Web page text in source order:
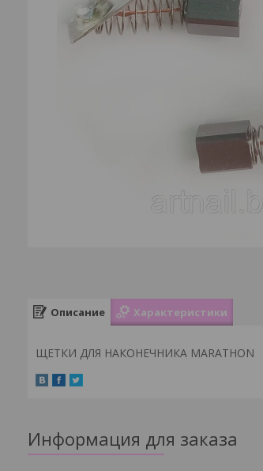
Описание Характеристики
ЩЕТКИ ДЛЯ НАКОНЕЧНИКА MARATHON
Информация для заказа